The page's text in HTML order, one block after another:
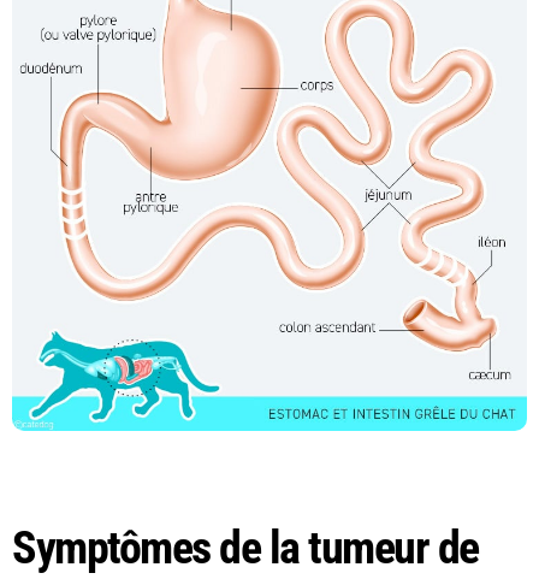
Symptômes de la tumeur de